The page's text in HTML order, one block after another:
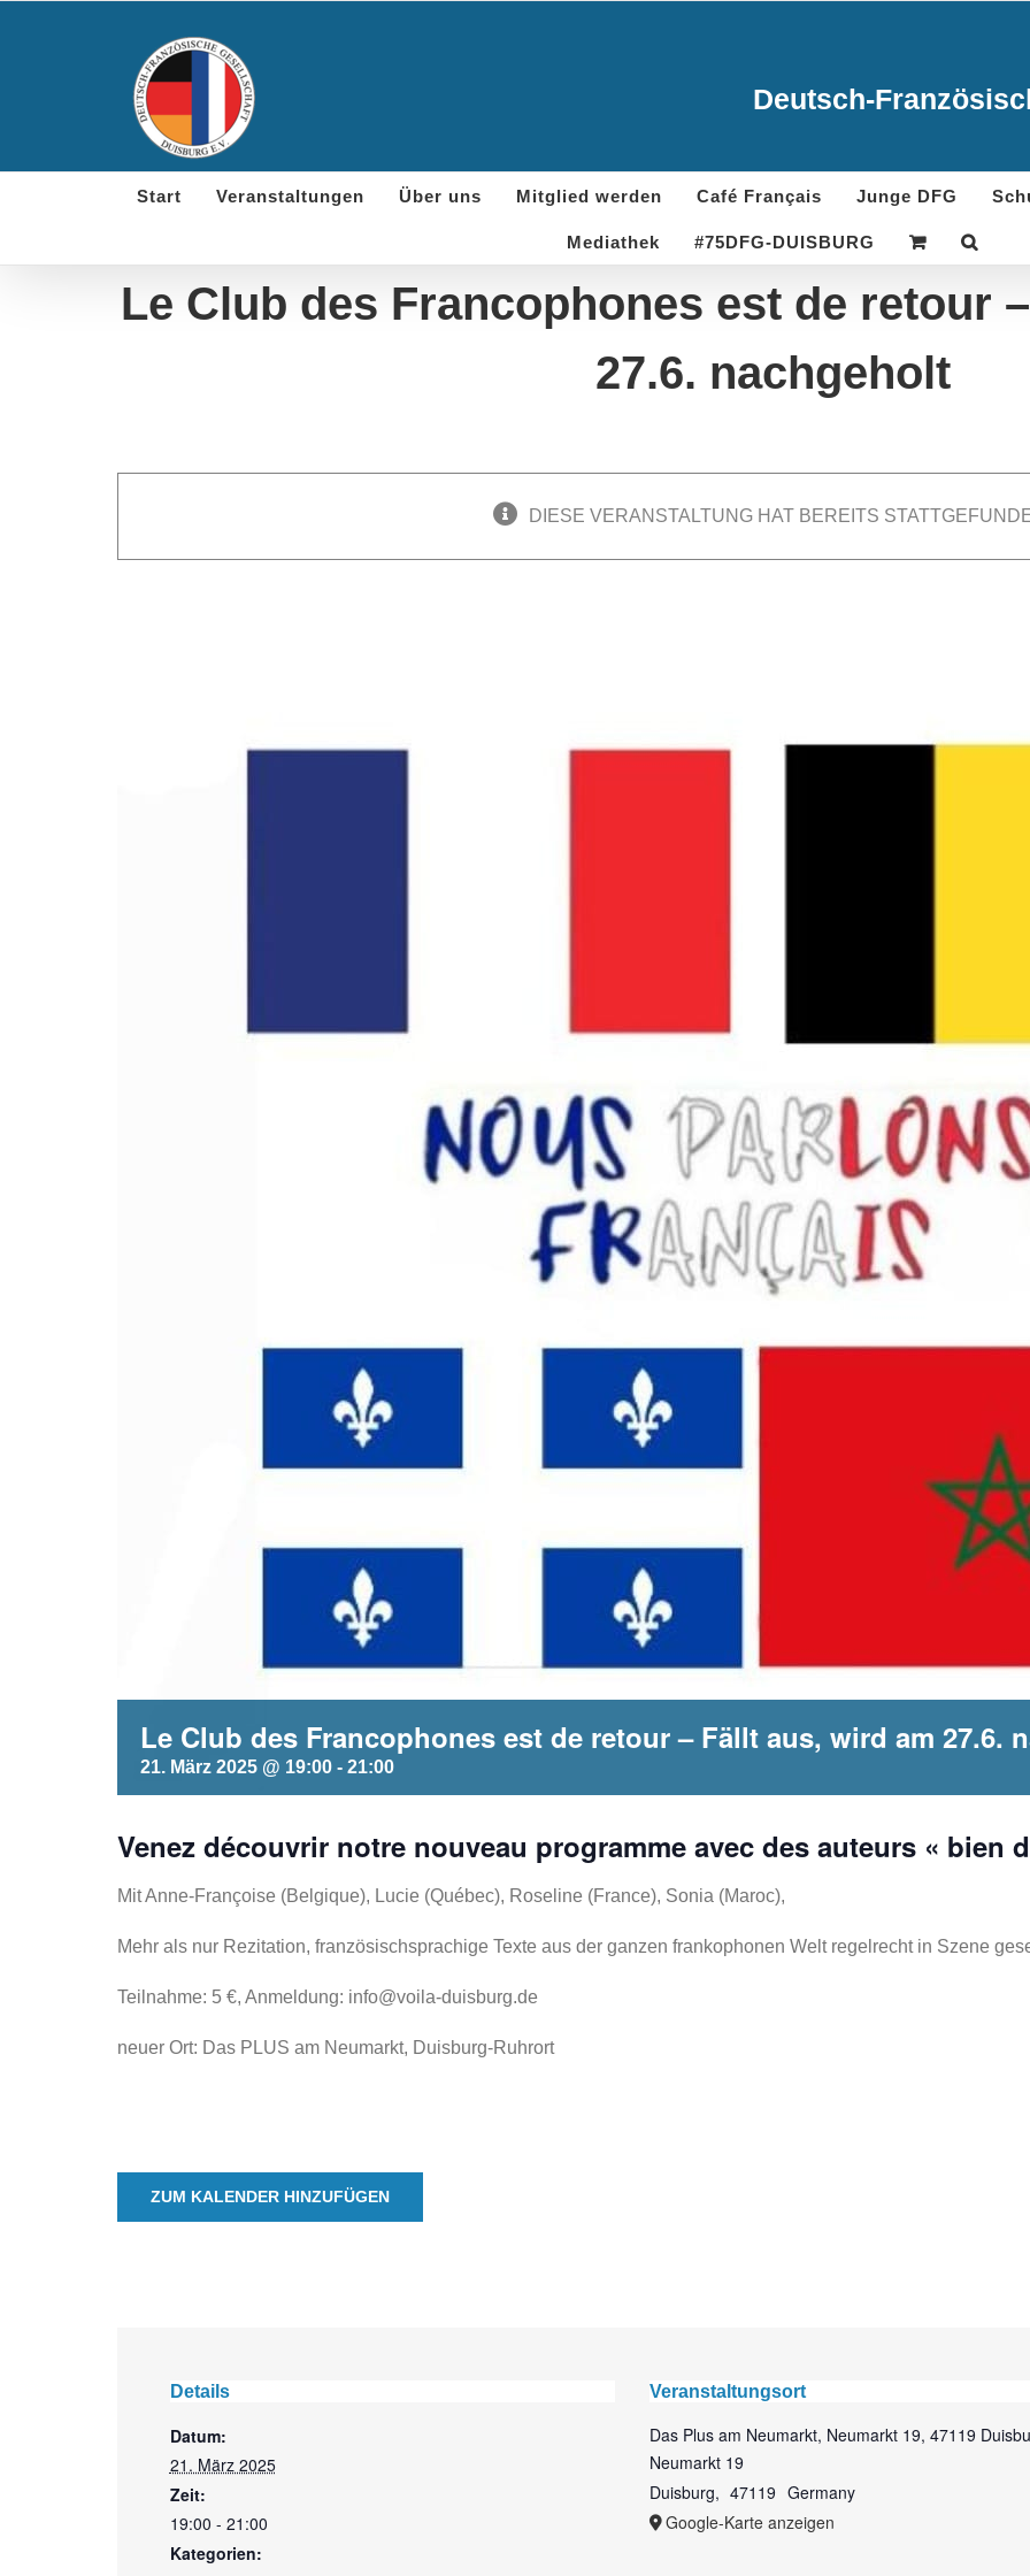
Deutsch-
Start Veranstaltungen Über uns Mitglied werden Café Français Junge DFG
Mediathek #75DFG-DUISBURG
Le Club des Francophones est de retour
27.6. nachgeholt
DIESE VERANSTALTUNG HAT BEREITS
Le Club des Francophones est de retour – Fällt aus, wird am 27.6.
21. März 2025 @ 19:00 - 21:00
Venez découvrir notre nouveau programme avec des auteurs « bien
Mit Anne-Françoise (Belgique), Lucie (Québec), Roseline (France), Sonia (Maroc),
Mehr als nur Rezitation, französischsprachige Texte aus der ganzen frankophonen Welt regelrecht in Szene
Teilnahme: 5 €, Anmeldung: info@voila-duisburg.de
neuer Ort: Das PLUS am Neumarkt, Duisburg-Ruhrort
ZUM KALENDER HINZUFÜGEN
Details
Datum:
21. März 2025
Zeit:
19:00 - 21:00
Kategorien:
Veranstaltungsort
Das Plus am Neumarkt, Neumarkt 19, 47119
Neumarkt 19
Duisburg, 47119 Germany
Google-Karte anzeigen